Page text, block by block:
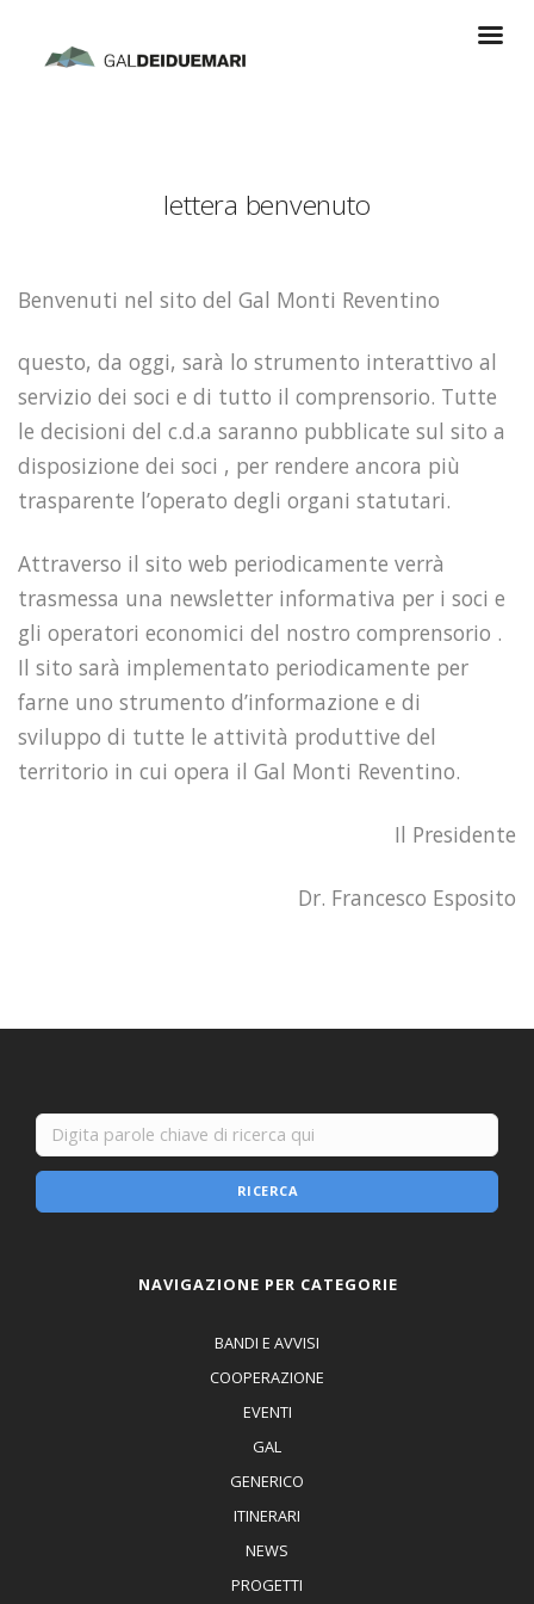
lettera benvenuto
Benvenuti nel sito del Gal Monti Reventino
questo, da oggi, sarà lo strumento interattivo al
servizio dei soci e di tutto il comprensorio. Tutte
le decisioni del c.d.a saranno pubblicate sul sito a
disposizione dei soci , per rendere ancora più
trasparente l’operato degli organi statutari.
Attraverso il sito web periodicamente verrà
trasmessa una newsletter informativa per i soci e
gli operatori economici del nostro comprensorio .
Il sito sarà implementato periodicamente per
farne uno strumento d’informazione e di
sviluppo di tutte le attività produttive del
territorio in cui opera il Gal Monti Reventino.
Il Presidente
Dr. Francesco Esposito
RICERCA
NAVIGAZIONE PER CATEGORIE
BANDI E AVVISI
COOPERAZIONE
EVENTI
GAL
GENERICO
ITINERARI
NEWS
PROGETTI